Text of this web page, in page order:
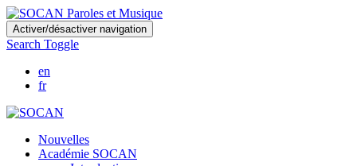
Skip
to
main
content
Activer/désactiver navigation
Search Toggle
en
fr
Nouvelles
Académie SOCAN